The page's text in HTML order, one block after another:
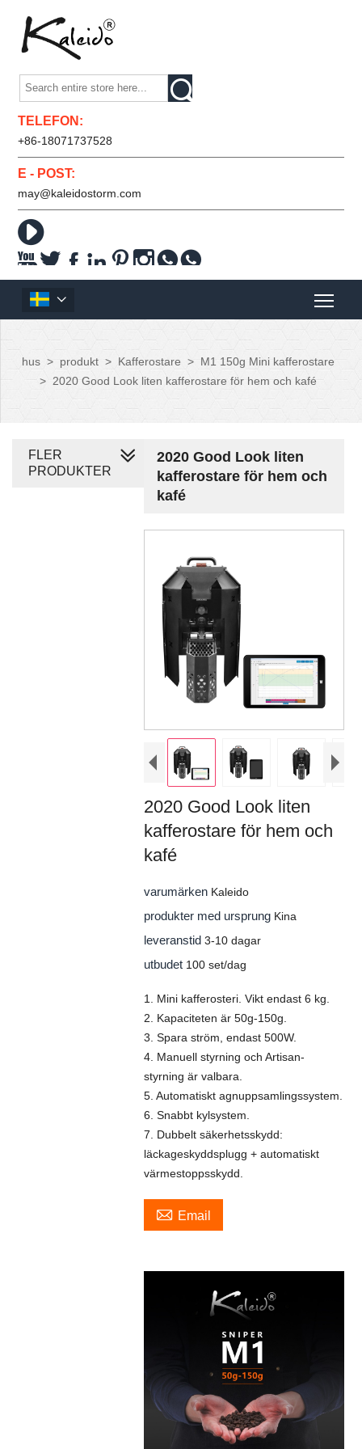

TELEFON:
+86-18071737528
E - POST:
may@kaleidostorm.com

     

hus > produkt > Kafferostare > M1 150g Mini kafferostare
> 2020 Good Look liten kafferostare för hem och kafé
2020 Good Look liten
kafferostare för hem och
kafé
2020 Good Look liten
kafferostare för hem och
kafé
varumärken Kaleido
produkter med ursprung Kina
leveranstid 3-10 dagar
utbudet 100 set/dag
1. Mini kafferosteri. Vikt endast 6 kg.
2. Kapaciteten är 50g-150g.
3. Spara ström, endast 500W.
4. Manuell styrning och Artisan-
styrning är valbara.
5. Automatiskt agnuppsamlingssystem.
6. Snabbt kylsystem.
7. Dubbelt säkerhetsskydd:
läckageskyddsplugg + automatiskt
värmestoppsskydd.
 Email
FLER
PRODUKTER